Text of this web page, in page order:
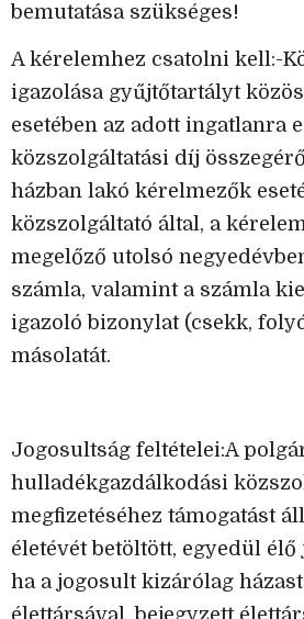
bemutatása szükséges!
A kérelemhez csatolni kell:-
igazolása gyűjtőtartályt
esetében az adott ingatlanra
közszolgáltatási díj
házban lakó kérelmezők
közszolgáltató által, a
megelőző utolsó
számla, valamint a számla
igazoló bizonylat (csekk,
másolatát.
Jogosultság feltételei:A
hulladékgazdálkodási
megfizetéséhez támogatást
életévét betöltött, egyedül
ha a jogosult kizárólag